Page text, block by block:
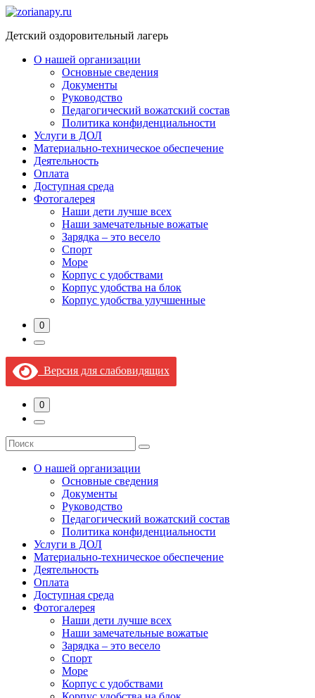
Перейти
содержимому
Детский оздоровительный лагерь
О нашей организации
Основные сведения
Документы
Руководство
Педагогический вожатский состав
Политика конфиденциальности
Услуги в ДОЛ
Материально-техническое обеспечение
Деятельность
Оплата
Доступная среда​
Фотогалерея
Наши дети лучше всех
Наши замечательные вожатые
Зарядка – это весело
Спорт
Море
Корпус с удобствами
Корпус удобства на блок
Корпус удобства улучшенные
0
Версия для слабовидящих
0
О нашей организации
Основные сведения
Документы
Руководство
Педагогический вожатский состав
Политика конфиденциальности
Услуги в ДОЛ
Материально-техническое обеспечение
Деятельность
Оплата
Доступная среда​
Фотогалерея
Наши дети лучше всех
Наши замечательные вожатые
Зарядка – это весело
Спорт
Море
Корпус с удобствами